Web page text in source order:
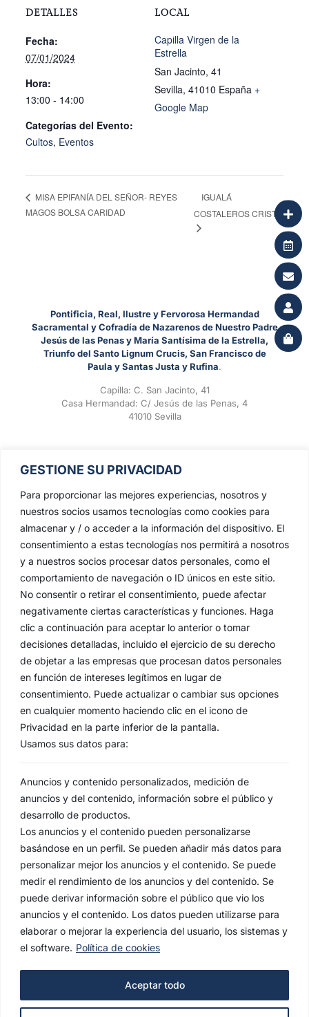
GESTIONE SU PRIVACIDAD
Para proporcionar las mejores experiencias, nosotros y
nuestros socios usamos tecnologías como cookies para
almacenar y / o acceder a la información del dispositivo. El
consentimiento a estas tecnologías nos permitirá a nosotros
y a nuestros socios procesar datos personales, como el
comportamiento de navegación o ID únicos en este sitio.
No consentir o retirar el consentimiento, puede afectar
negativamente ciertas características y funciones. Haga
clic a continuación para aceptar lo anterior o tomar
decisiones detalladas, incluido el ejercicio de su derecho
de objetar a las empresas que procesan datos personales
en función de intereses legítimos en lugar de
consentimiento. Puede actualizar o cambiar sus opciones
en cualquier momento haciendo clic en el icono de
Privacidad en la parte inferior de la pantalla.
Usamos sus datos para:
Anuncios y contenido personalizados, medición de
anuncios y del contenido, información sobre el público y
desarrollo de productos.
Los anuncios y el contenido pueden personalizarse
basándose en un perfil. Se pueden añadir más datos para
personalizar mejor los anuncios y el contenido. Se puede
medir el rendimiento de los anuncios y del contenido. Se
puede derivar información sobre el público que vio los
anuncios y el contenido. Los datos pueden utilizarse para
elaborar o mejorar la experiencia del usuario, los sistemas y
el software. Política de cookies
Aceptar todo
DETALLES
Fecha:
07/01/2024
Hora:
13:00 - 14:00
Categorías del Evento:
Cultos, Eventos
LOCAL
Capilla Virgen de la
Estrella
San Jacinto, 41
Sevilla, 41010 España +
Google Map
MISA EPIFANÍA DEL SEÑOR- REYES
MAGOS BOLSA CARIDAD
IGUALÁ
COSTALEROS CRISTO
Pontificia, Real, Ilustre y Fervorosa Hermandad
Sacramental y Cofradía de Nazarenos de Nuestro Padre
Jesús de las Penas y María Santísima de la Estrella,
Triunfo del Santo Lignum Crucis, San Francisco de
Paula y Santas Justa y Rufina.
Capilla: C. San Jacinto, 41
Casa Hermandad: C/ Jesús de las Penas, 4
41010 Sevilla
AVISO LEGAL
POLÍTICA DE PRIVACIDAD